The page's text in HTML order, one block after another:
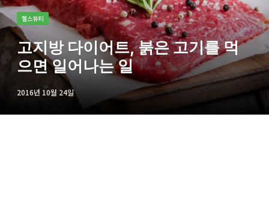
헬스뷰티
고지방 다이어트, 붉은 고기를 먹
으면 일어나는 일
2016년 10월 24일